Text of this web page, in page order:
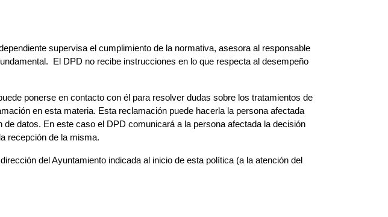
supervisa el cumplimiento de la normativa, asesora al responsable
El DPD no recibe instrucciones en lo que respecta al desempeño
ponerse en contacto con él para resolver dudas sobre los tratamientos de
en esta materia. Esta reclamación puede hacerla la persona afectada
datos. En este caso el DPD comunicará a la persona afectada la decisión
recepción de la misma.
del Ayuntamiento indicada al inicio de esta política (a la atención del